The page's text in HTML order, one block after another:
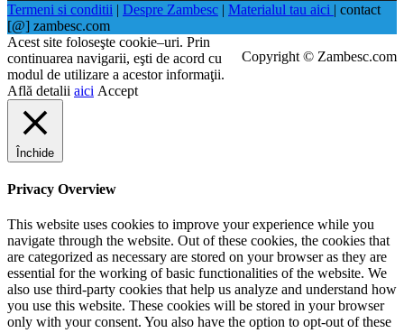
Termeni si conditii | Despre Zambesc | Materialul tau aici | contact
[@] zambesc.com
Copyright © Zambesc.com
Acest site foloseşte cookie–uri. Prin
continuarea navigarii, eşti de acord cu
modul de utilizare a acestor informaţii.
Află detalii aici Accept
Închide
Privacy Overview
This website uses cookies to improve your experience while you
navigate through the website. Out of these cookies, the cookies that
are categorized as necessary are stored on your browser as they are
essential for the working of basic functionalities of the website. We
also use third-party cookies that help us analyze and understand how
you use this website. These cookies will be stored in your browser
only with your consent. You also have the option to opt-out of these